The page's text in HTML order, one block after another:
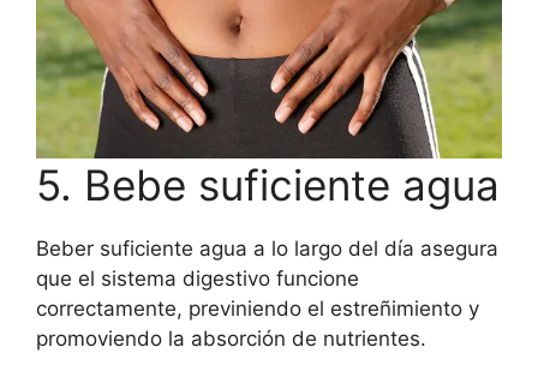
5. Bebe suficiente agua
Beber suficiente agua a lo largo del día asegura
que el sistema digestivo funcione
correctamente, previniendo el estreñimiento y
promoviendo la absorción de nutrientes.